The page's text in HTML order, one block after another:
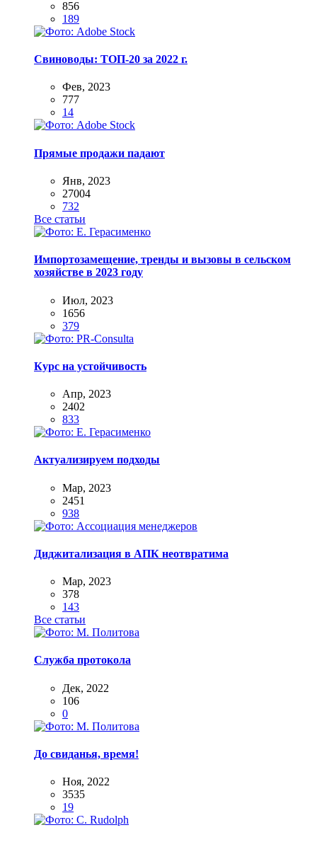
856
189
Свиноводы: ТОП-20 за 2022 г.
Фев, 2023
777
14
Прямые продажи падают
Янв, 2023
27004
732
Все статьи
Импортозамещение, тренды и вызовы в сельском
хозяйстве в 2023 году
Июл, 2023
1656
379
Курс на устойчивость
Апр, 2023
2402
833
Актуализируем подходы
Мар, 2023
2451
938
Диджитализация в АПК неотвратима
Мар, 2023
378
143
Все статьи
Служба протокола
Дек, 2022
106
0
До свиданья, время!
Ноя, 2022
3535
19